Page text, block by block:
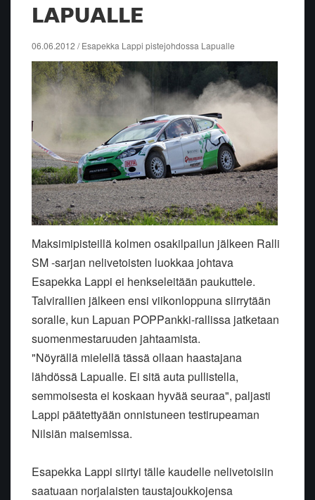
LAPUALLE
06.06.2012 / Esapekka Lappi pistejohdossa Lapualle
Maksimipisteillä kolmen osakilpailun jälkeen Ralli
SM -sarjan nelivetoisten luokkaa johtava
Esapekka Lappi ei henkseleitään paukuttele.
Talvirallien jälkeen ensi viikonloppuna siirrytään
soralle, kun Lapuan POPPankki-rallissa jatketaan
suomenmestaruuden jahtaamista.
"Nöyrällä mielellä tässä ollaan haastajana
lähdössä Lapualle. Ei sitä auta pullistella,
semmoisesta ei koskaan hyvää seuraa", paljasti
Lappi päätettyään onnistuneen testirupeaman
Nilsiän maisemissa.
Esapekka Lappi siirtyi tälle kaudelle nelivetoisiin
saatuaan norjalaisten taustajoukkojensa